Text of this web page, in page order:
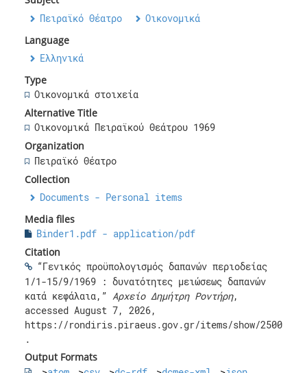
Πειραϊκό Θέατρο
Οικονομικά
Language
Ελληνικά
Type
Οικονομικά στοιχεία
Alternative Title
Οικονομικά Πειραϊκού Θεάτρου 1969
Organization
Πειραϊκό Θέατρο
Collection
Documents - Personal items
Media files
Binder1.pdf - application/pdf
Citation
“Γενικός προϋπολογισμός δαπανών περιοδείας
1/1-15/9/1969 : δυνατότητες μειώσεως δαπανών
κατά κεφάλαια,” Αρχείο Δημήτρη Ροντήρη,
accessed August 7, 2026,
https://rondiris.piraeus.gov.gr/items/show/2500
.
Output Formats